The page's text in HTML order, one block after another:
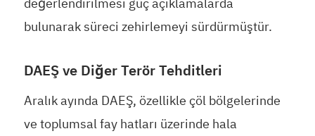
bulunarak süreci zehirlemeyi sürdürmüştür.
DAEŞ ve Diğer Terör Tehditleri
Aralık ayında DAEŞ, özellikle çöl bölgelerinde
ve toplumsal fay hatları üzerinde hala